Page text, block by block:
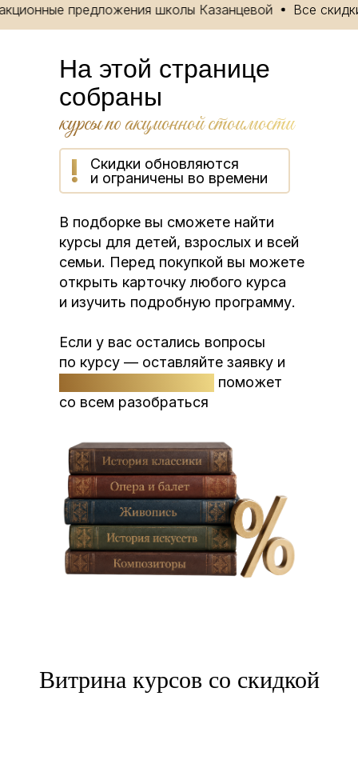
предложения школы Казанцевой Все скидки и
На этой странице
собраны
курсы по акционной стоимости
!
Скидки обновляются
и ограничены во времени
В подборке вы сможете найти
курсы для детей, взрослых и всей
семьи. Перед покупкой вы можете
открыть карточку любого курса
и изучить подробную программу.
Если у вас остались вопросы
по курсу — оставляйте заявку и
поможет
со всем разобраться
Витрина курсов со скидкой